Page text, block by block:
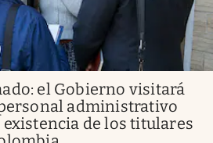
el Gobierno visitará
administrativo
de los titulares